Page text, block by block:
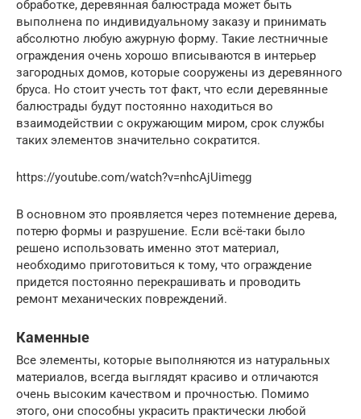
обработке, деревянная балюстрада может быть
выполнена по индивидуальному заказу и принимать
абсолютно любую ажурную форму. Такие лестничные
ограждения очень хорошо вписываются в интерьер
загородных домов, которые сооружены из деревянного
бруса. Но стоит учесть тот факт, что если деревянные
балюстрады будут постоянно находиться во
взаимодействии с окружающим миром, срок службы
таких элементов значительно сократится.
https://youtube.com/watch?v=nhcAjUimegg
В основном это проявляется через потемнение дерева,
потерю формы и разрушение. Если всё-таки было
решено использовать именно этот материал,
необходимо приготовиться к тому, что ограждение
придется постоянно перекрашивать и проводить
ремонт механических повреждений.
Каменные
Все элементы, которые выполняются из натуральных
материалов, всегда выглядят красиво и отличаются
очень высоким качеством и прочностью. Помимо
этого, они способны украсить практически любой